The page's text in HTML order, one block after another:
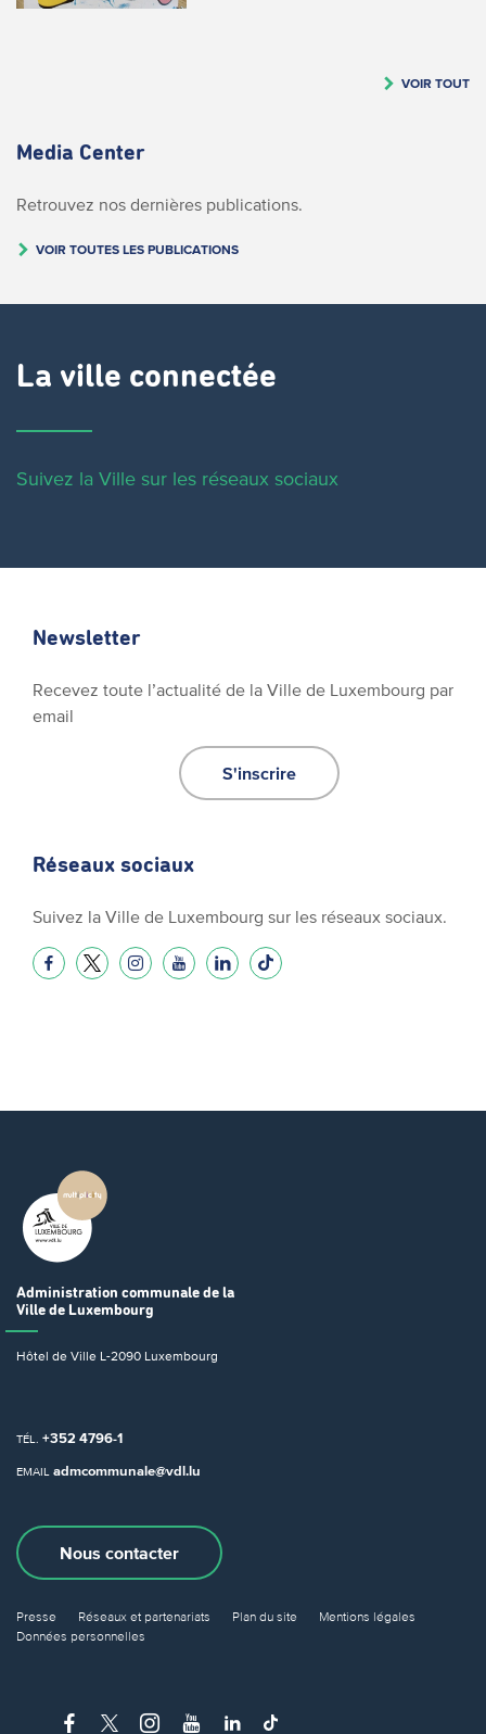
VOIR TOUT
Media Center
Retrouvez nos dernières publications.
VOIR TOUTES LES PUBLICATIONS
La ville connectée
Suivez la Ville sur les réseaux sociaux
Newsletter
Recevez toute l’actualité de la Ville de Luxembourg par
email
S'inscrire
Réseaux sociaux
Suivez la Ville de Luxembourg sur les réseaux sociaux.
Administration communale de la
Ville de Luxembourg
Hôtel de Ville L-2090 Luxembourg
TÉL. +352 4796-1
EMAIL admcommunale@vdl.lu
Nous contacter
Presse Réseaux et partenariats Plan du site
Mentions légales
Données personnelles